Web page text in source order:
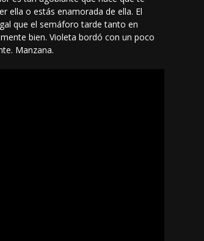
ella o estás enamorada de ella. El
que el semáforo tarde tanto en
bien. Violeta bordó con un poco
Manzana.